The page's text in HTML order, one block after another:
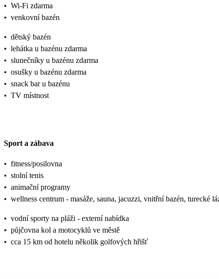
• Wi-Fi zdarma
• venkovní bazén
• dětský bazén
• lehátka u bazénu zdarma
• slunečníky u bazénu zdarma
• osušky u bazénu zdarma
• snack bar u bazénu
• TV místnost
Sport a zábava
• fitness/posilovna
• stolní tenis
• animační programy
• wellness centrum - masáže, sauna, jacuzzi, vnitřní bazén, turecké
• vodní sporty na pláži - externí nabídka
• půjčovna kol a motocyklů ve městě
• cca 15 km od hotelu několik golfových hřišť